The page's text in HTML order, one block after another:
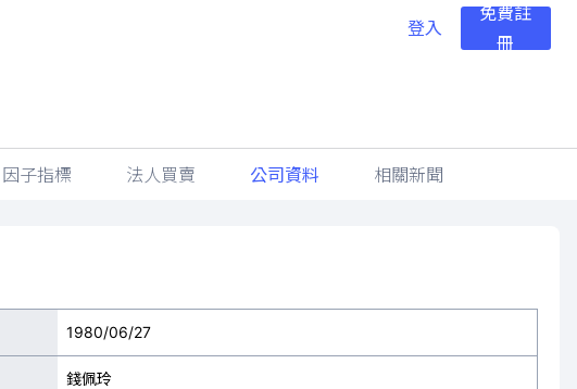
登入
免費註
冊
因子指標 法人買賣 公司資料 相關新聞
1980/06/27
錢佩玲